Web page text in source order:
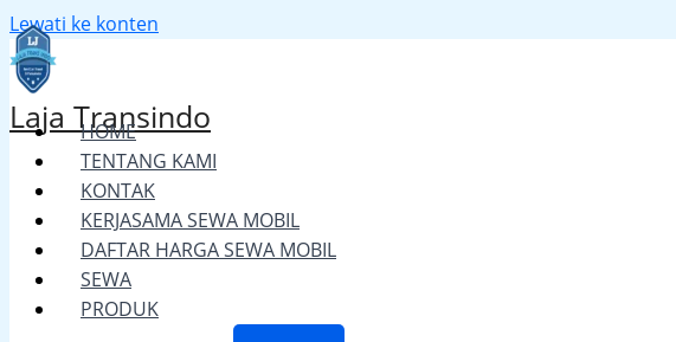
Lewati ke konten
Laja Transindo
HOME
TENTANG KAMI
KONTAK
KERJASAMA SEWA MOBIL
DAFTAR HARGA SEWA MOBIL
SEWA
PRODUK